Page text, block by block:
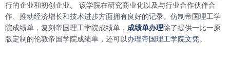
行的企业和初创企业。 该学院在研究商业化以及与行业合作伙伴合
作、推动经济增长和技术进步方面拥有良好的记录。仿制帝国理工学
院成绩单，复刻帝国理工学院成绩单， 成绩单办理除了提供一比一原
版定制的伦敦帝国学院成绩单，还可以办理帝国理工学院文凭。